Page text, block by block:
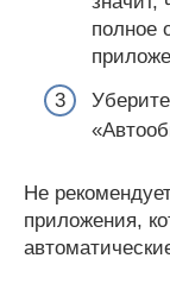
полное
Не
приложения,